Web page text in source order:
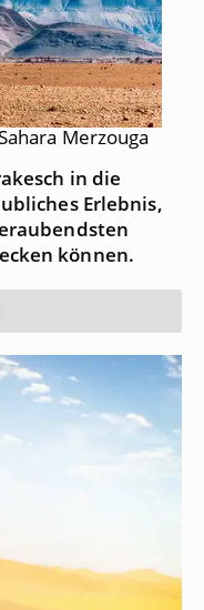
Merzouga
in die
Erlebnis,
können.